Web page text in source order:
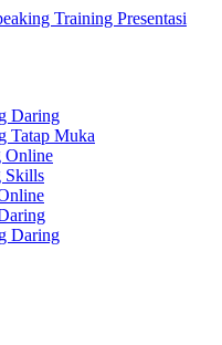
Daring
Tatap Muka
Online
Skills
Daring